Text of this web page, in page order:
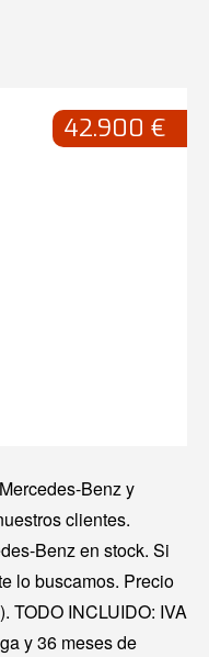
42.900 €
Benz y
clientes.
Benz en stock. Si
lo buscamos. Precio
TODO INCLUIDO: IVA
y 36 meses de